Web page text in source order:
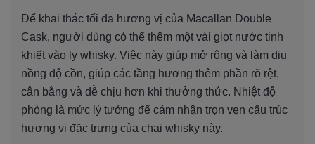
Để khai thác tối đa hương vị của Macallan Double
Cask, người dùng có thể thêm một vài giọt nước tinh
khiết vào ly whisky. Việc này giúp mở rộng và làm dịu
nồng độ cồn, giúp các tầng hương thêm phần rõ rệt,
cân bằng và dễ chịu hơn khi thưởng thức. Nhiệt độ
phòng là mức lý tưởng để cảm nhận trọn vẹn cấu trúc
hương vị đặc trưng của chai whisky này.